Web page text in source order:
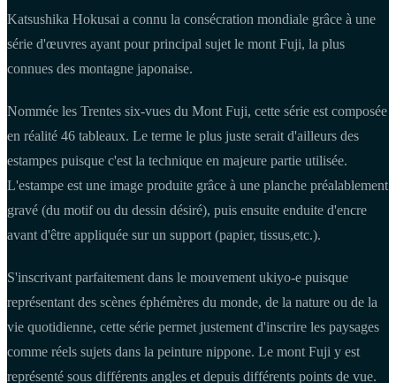
Katsushika Hokusai a connu la consécration mondiale grâce à une
série d'œuvres ayant pour principal sujet le mont Fuji, la plus
connues des montagne japonaise.
Nommée les Trentes six-vues du Mont Fuji, cette série est composée
en réalité 46 tableaux. Le terme le plus juste serait d'ailleurs des
estampes puisque c'est la technique en majeure partie utilisée.
L'estampe est une image produite grâce à une planche préalablement
gravé (du motif ou du dessin désiré), puis ensuite enduite d'encre
avant d'être appliquée sur un support (papier, tissus,etc.).
S'inscrivant parfaitement dans le mouvement ukiyo-e puisque
représentant des scènes éphémères du monde, de la nature ou de la
vie quotidienne, cette série permet justement d'inscrire les paysages
comme réels sujets dans la peinture nippone. Le mont Fuji y est
représenté sous différents angles et depuis différents points de vue.